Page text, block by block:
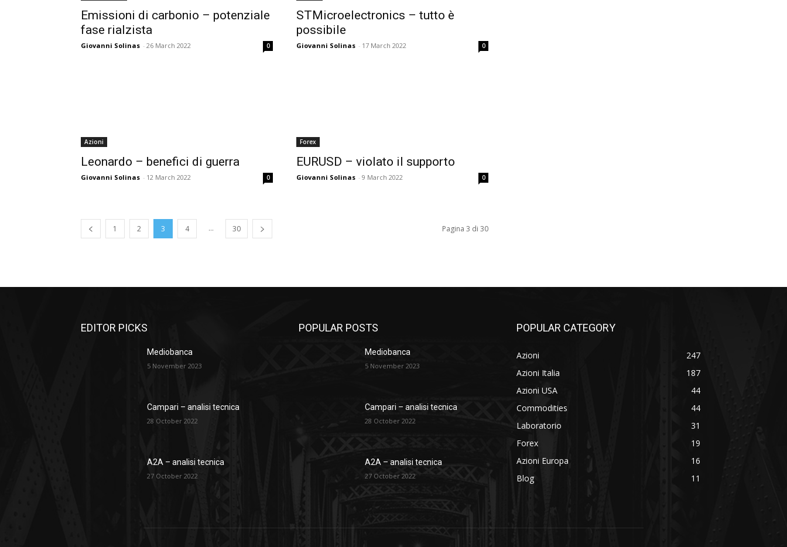
Emissioni di carbonio – potenziale
fase rialzista
Giovanni Solinas - 26 March 2022 0
STMicroelectronics – tutto è
possibile
Giovanni Solinas - 17 March 2022 0
Azioni
Leonardo – benefici di guerra
Giovanni Solinas - 12 March 2022 0
Forex
EURUSD – violato il supporto
Giovanni Solinas - 9 March 2022 0
1 2 3 4 ... 30 Pagina 3 di 30
EDITOR PICKS
Mediobanca
5 November 2023
Campari – analisi tecnica
28 October 2022
A2A – analisi tecnica
27 October 2022
POPULAR POSTS
Mediobanca
5 November 2023
Campari – analisi tecnica
28 October 2022
A2A – analisi tecnica
27 October 2022
POPULAR CATEGORY
Azioni
247
Azioni Italia
187
Azioni USA
44
Commodities
44
Laboratorio
31
Forex
19
Azioni Europa
16
Blog
11